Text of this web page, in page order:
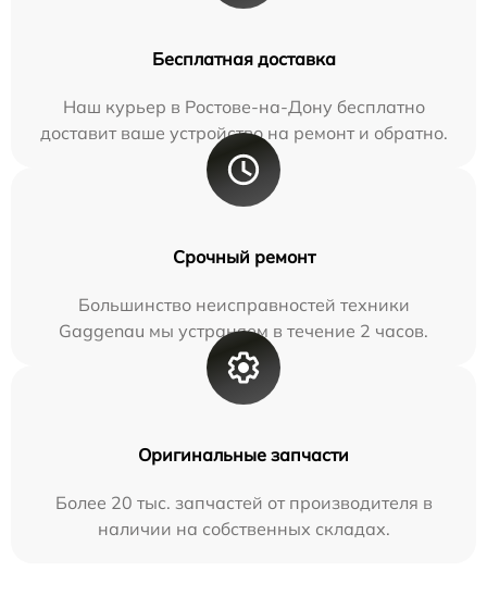
Бесплатная доставка
Наш курьер в Ростове-на-Дону бесплатно
доставит ваше устройство на ремонт и обратно.
Срочный ремонт
Большинство неисправностей техники
Gaggenau мы устраняем в течение 2 часов.
Оригинальные запчасти
Более 20 тыс. запчастей от производителя в
наличии на собственных складах.